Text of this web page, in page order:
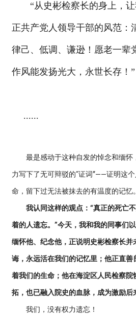
“从史彬检察长的身上，让
正共产党人领导干部的风范：
律己、低调、谦逊！愿老一辈
作风能发扬光大，永世长存！”
......
最是感动于这种自发的悼念和缅怀
力写下了无可辩驳的“证词”——证明这
命，留下过无法被抹去的有温度的记忆。
我认同这样的观点：“真正的死亡
着的人遗忘。”今天，我和我的同事们
缅怀他、纪念他，正说明史彬检察长
诲，永远活在我们的记忆里；他正直
着我们的生命；他在海淀区人民检察院
拓，也已融入院史的血脉，成为激励后
我们，没有权力遗忘！